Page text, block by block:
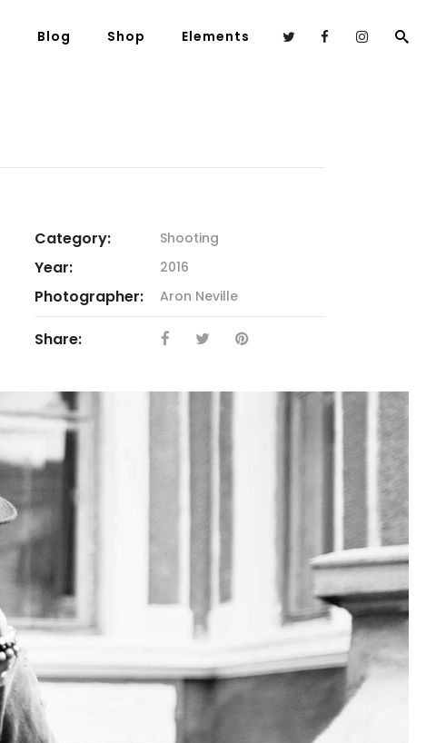
Blog Shop Elements
Category: Shooting
Year: 2016
Photographer: Aron Neville
Share: